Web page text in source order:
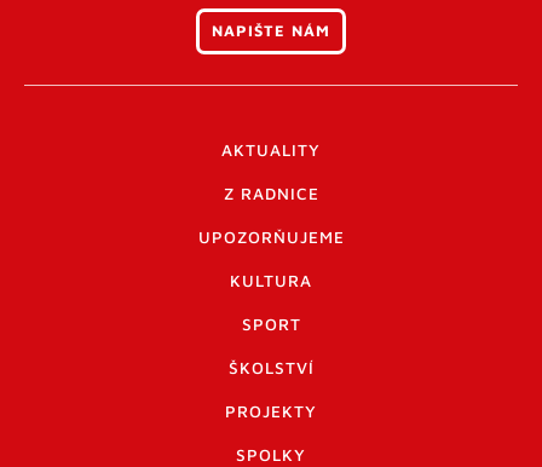
NAPIŠTE NÁM
AKTUALITY
Z RADNICE
UPOZORŇUJEME
KULTURA
SPORT
ŠKOLSTVÍ
PROJEKTY
SPOLKY